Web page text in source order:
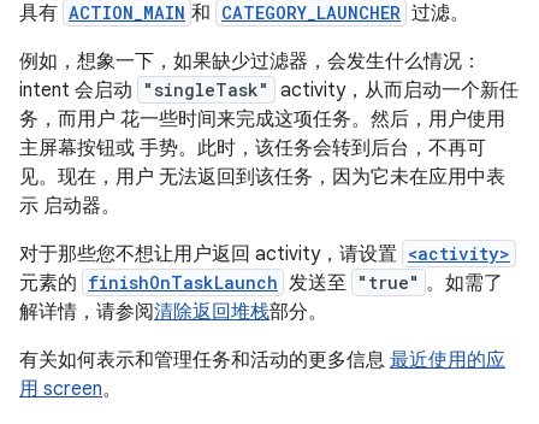
具有 ACTION_MAIN 和 CATEGORY_LAUNCHER 过滤。
例如，想象一下，如果缺少过滤器，会发生什么情况：
intent 会启动
"singleTask"
activity，从而启动一个新任
务，而用户 花一些时间来完成这项任务。然后，用户使用
主屏幕按钮或 手势。此时，该任务会转到后台，不再可
见。现在，用户 无法返回到该任务，因为它未在应用中表
示 启动器。
对于那些您不想让用户返回 activity，请设置 <activity>
元素的 finishOnTaskLaunch 发送至 "true" 。如需了
解详情，请参阅清除返回堆栈部分。
有关如何表示和管理任务和活动的更多信息 最近使用的应
用 screen。